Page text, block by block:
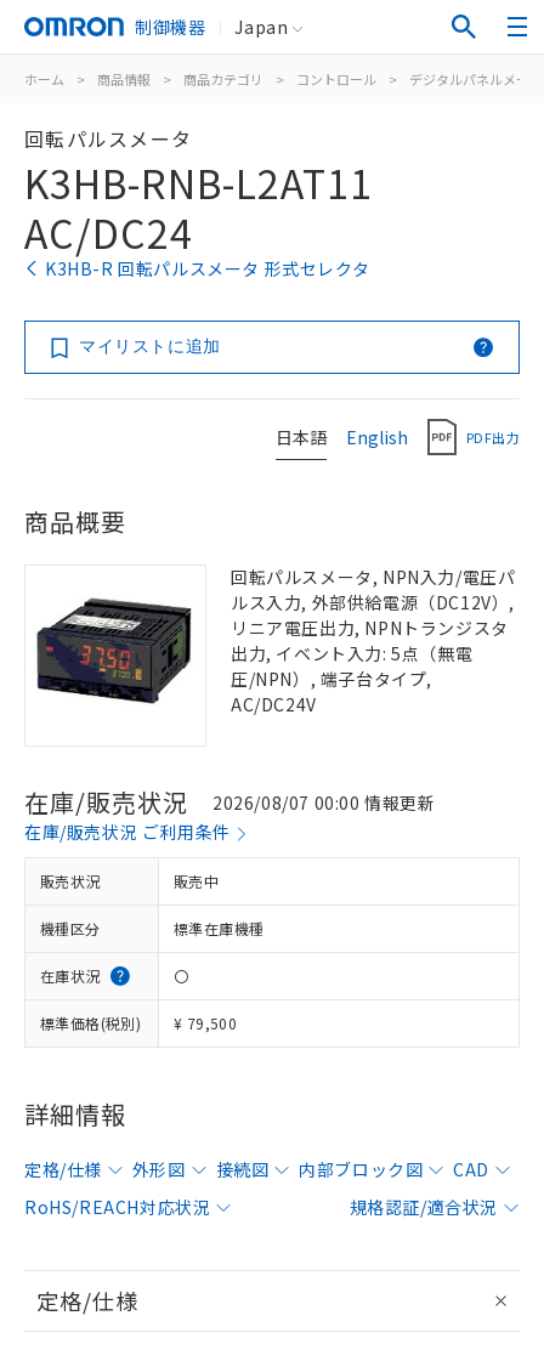
制御機器 Japan
ホーム > 商品情報 > 商品カテゴリ > コントロール > デジタルパネルメータ
回転パルスメータ
K3HB-RNB-L2AT11
AC/DC24
K3HB-R 回転パルスメータ 形式セレクタ
マイリストに追加
日本語 English PDF出力
商品概要
回転パルスメータ, NPN入力/電圧パ
ルス入力, 外部供給電源（DC12V）,
リニア電圧出力, NPNトランジスタ
出力, イベント入力: 5点（無電
圧/NPN）, 端子台タイプ,
AC/DC24V
在庫/販売状況
2026/08/07 00:00 情報更新
在庫/販売状況 ご利用条件
販売状況 販売中
機種区分 標準在庫機種
在庫状況 〇
標準価格(税別) ¥ 79,500
詳細情報
定格/仕様 外形図 接続図 内部ブロック図
CAD
RoHS/REACH対応状況
規格認証/適合状況
定格/仕様